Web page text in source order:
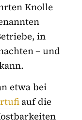
Knolle
in
– und
etwa bei
auf die